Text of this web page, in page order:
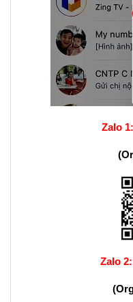
Zalo
Zalo